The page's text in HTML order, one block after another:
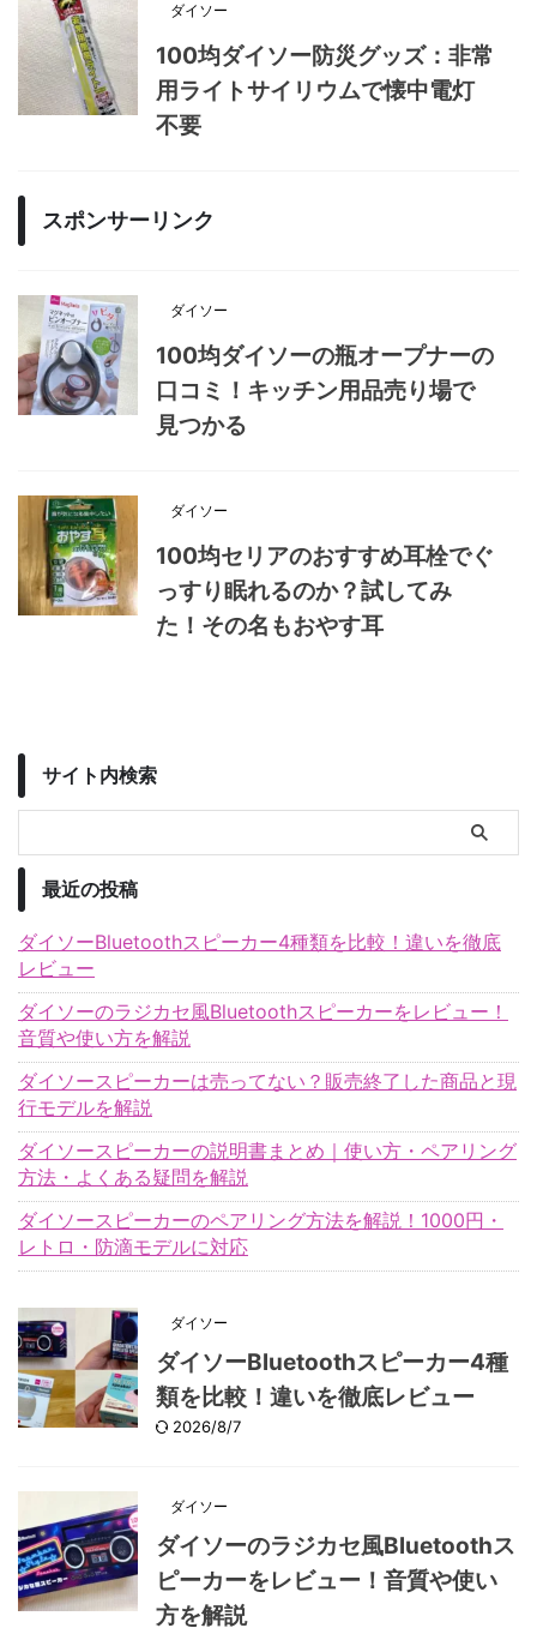
ダイソー
100均ダイソー防災グッズ：非常
用ライトサイリウムで懐中電灯
不要
スポンサーリンク
ダイソー
100均ダイソーの瓶オープナーの
口コミ！キッチン用品売り場で
見つかる
ダイソー
100均セリアのおすすめ耳栓でぐ
っすり眠れるのか？試してみ
た！その名もおやす耳
サイト内検索
最近の投稿
ダイソーBluetoothスピーカー4種類を比較！違いを徹底
レビュー
ダイソーのラジカセ風Bluetoothスピーカーをレビュー！
音質や使い方を解説
ダイソースピーカーは売ってない？販売終了した商品と現
行モデルを解説
ダイソースピーカーの説明書まとめ｜使い方・ペアリング
方法・よくある疑問を解説
ダイソースピーカーのペアリング方法を解説！1000円・
レトロ・防滴モデルに対応
ダイソー
ダイソーBluetoothスピーカー4種
類を比較！違いを徹底レビュー
2026/8/7
ダイソー
ダイソーのラジカセ風Bluetoothス
ピーカーをレビュー！音質や使い
方を解説